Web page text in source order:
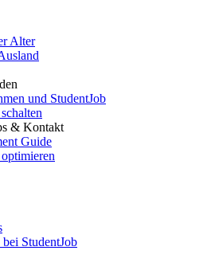
Alter
und StudentJob
& Kontakt
Guide
StudentJob